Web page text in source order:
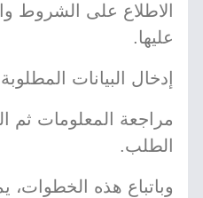
الاطلاع على الشروط
عليها.
إدخال البيانات
مراجعة المعلومات
الطلب.
وباتباع هذه الخطوات،